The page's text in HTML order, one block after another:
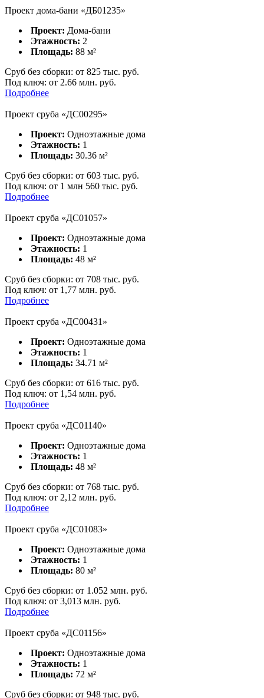
Проект дома-бани «ДБ01235»
Проект: Дома-бани
Этажность: 2
Площадь: 88 м²
Сруб без сборки: от 825 тыс. руб.
Под ключ: от 2.66 млн. руб.
Подробнее
Проект сруба «ДС00295»
Проект: Одноэтажные дома
Этажность: 1
Площадь: 30.36 м²
Сруб без сборки: от 603 тыс. руб.
Под ключ: от 1 млн 560 тыс. руб.
Подробнее
Проект сруба «ДС01057»
Проект: Одноэтажные дома
Этажность: 1
Площадь: 48 м²
Сруб без сборки: от 708 тыс. руб.
Под ключ: от 1,77 млн. руб.
Подробнее
Проект сруба «ДС00431»
Проект: Одноэтажные дома
Этажность: 1
Площадь: 34.71 м²
Сруб без сборки: от 616 тыс. руб.
Под ключ: от 1,54 млн. руб.
Подробнее
Проект сруба «ДС01140»
Проект: Одноэтажные дома
Этажность: 1
Площадь: 48 м²
Сруб без сборки: от 768 тыс. руб.
Под ключ: от 2,12 млн. руб.
Подробнее
Проект сруба «ДС01083»
Проект: Одноэтажные дома
Этажность: 1
Площадь: 80 м²
Сруб без сборки: от 1.052 млн. руб.
Под ключ: от 3,013 млн. руб.
Подробнее
Проект сруба «ДC01156»
Проект: Одноэтажные дома
Этажность: 1
Площадь: 72 м²
Сруб без сборки: от 948 тыс. руб.